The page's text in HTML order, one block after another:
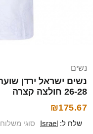
נשים
26-28 חולצה קצרה
₪175.67
שלח ל: Israel סוגי משלוח